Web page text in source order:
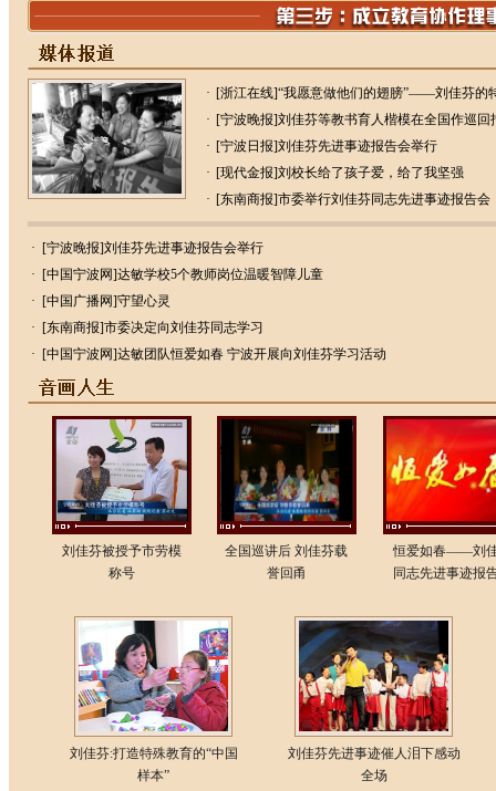
· [浙江在线]“我愿意做他们的翅膀”——刘佳芬的
· [宁波晚报]刘佳芬等教书育人楷模在全国作巡回
· [宁波日报]刘佳芬先进事迹报告会举行
· [现代金报]刘校长给了孩子爱，给了我坚强
· [东南商报]市委举行刘佳芬同志先进事迹报告会
· [宁波晚报]刘佳芬先进事迹报告会举行
· [中国宁波网]达敏学校5个教师岗位温暖智障儿童
· [中国广播网]守望心灵
· [东南商报]市委决定向刘佳芬同志学习
· [中国宁波网]达敏团队恒爱如春 宁波开展向刘佳芬学习活动
刘佳芬被授予市劳模
称号
全国巡讲后 刘佳芬载
誉回甬
恒爱如春——刘
同志先进事迹报
刘佳芬:打造特殊教育的“中国
样本”
刘佳芬先进事迹催人泪下感动
全场